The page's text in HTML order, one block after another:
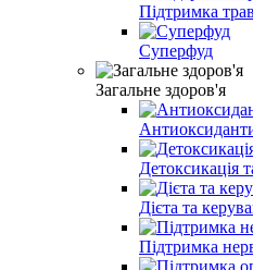
Підтримка
Суперфуд
Загальне здоров'я
Детоксикація
Дієта та
Підтримка